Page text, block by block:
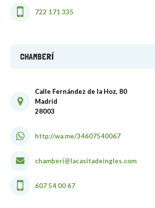
722 171 335
CHAMBERÍ
Calle Fernández de la Hoz, 80
Madrid
28003
http://wa.me/34607540067
chamberi@lacasitadeingles.com
607 54 00 67